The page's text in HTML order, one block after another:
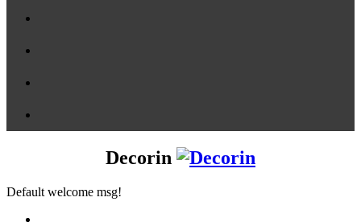
Decorin
Default welcome msg!